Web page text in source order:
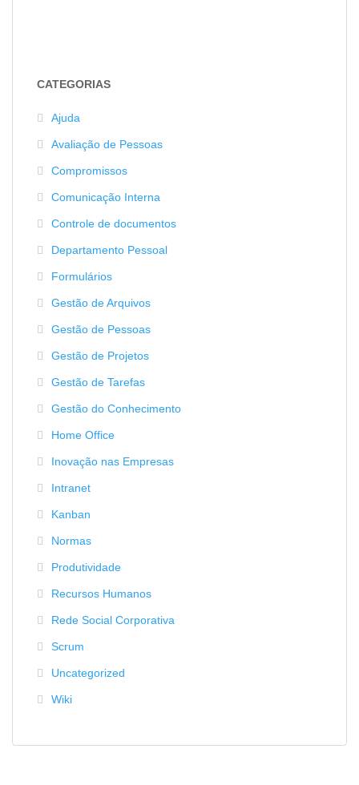
CATEGORIAS
Ajuda
Avaliação de Pessoas
Compromissos
Comunicação Interna
Controle de documentos
Departamento Pessoal
Formulários
Gestão de Arquivos
Gestão de Pessoas
Gestão de Projetos
Gestão de Tarefas
Gestão do Conhecimento
Home Office
Inovação nas Empresas
Intranet
Kanban
Normas
Produtividade
Recursos Humanos
Rede Social Corporativa
Scrum
Uncategorized
Wiki